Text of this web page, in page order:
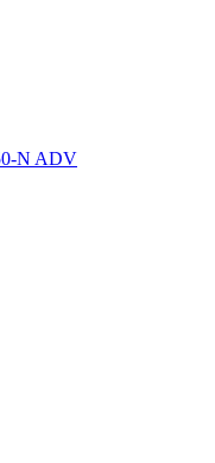
N ADV